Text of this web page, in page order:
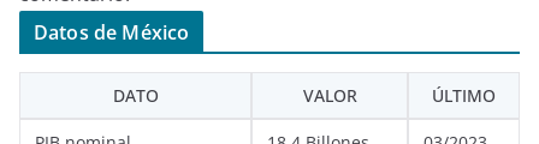
Datos de México
DATO VALOR ÚLTIMO